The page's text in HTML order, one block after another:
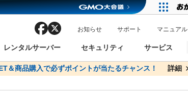
レンタルサーバー セキュリティ サービス
facebook お知らせ サポート マニュアル
すめ One レンタルサーバーを含む最新の機能を使う方
すめ One レンタルサーバーを含む最新の機能を使う方
＆商品購入で必ずポイントが当たるチャンス！ 詳細
ン サーバー料金1年間無料 詳細